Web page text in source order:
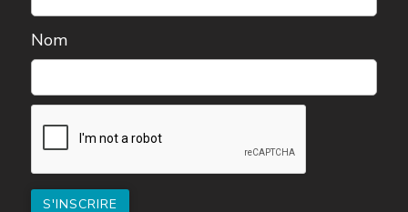
Nom